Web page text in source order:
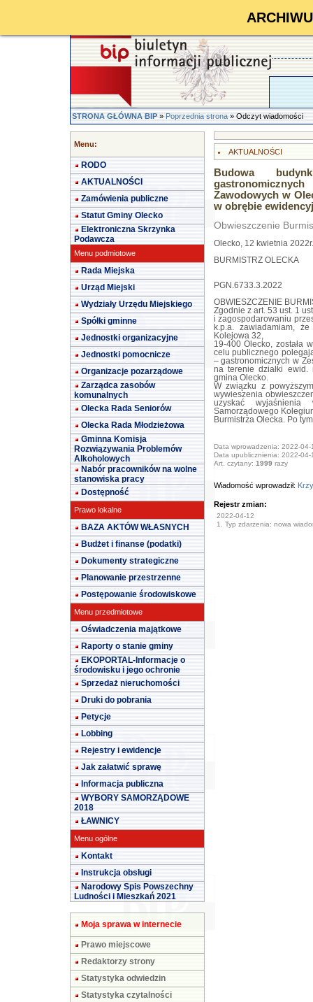
STRONA GŁÓWNA BIP»Poprzednia strona» Odczyt wiadomości
Menu:
RODO
AKTUALNOŚCI
Zamówienia publiczne
Statut Gminy Olecko
Elektroniczna Skrzynka
Podawcza
Menu podmiotowe
Rada Miejska
Urząd Miejski
Wydziały Urzędu Miejskiego
Spółki gminne
Jednostki organizacyjne
Jednostki pomocnicze
Organizacje pozarządowe
Zarządca zasobów
komunalnych
Olecka Rada Seniorów
Olecka Rada Młodzieżowa
Gminna Komisja
Rozwiązywania Problemów
Alkoholowych
Nabór pracowników na wolne
stanowiska pracy
Dostępność
Prawo lokalne
BAZA AKTÓW WŁASNYCH
Budżet i finanse (podatki)
Dokumenty strategiczne
Planowanie przestrzenne
Postępowanie środowiskowe
Menu przedmiotowe
Oświadczenia majątkowe
Raporty o stanie gminy
EKOPORTAL-Informacje o
środowisku i jego ochronie
Sprzedaż nieruchomości
Druki do pobrania
Petycje
Lobbing
Rejestry i ewidencje
Jak załatwić sprawę
Informacja publiczna
WYBORY SAMORZĄDOWE
2018
ŁAWNICY
Menu ogólne
Kontakt
Instrukcja obsługi
Narodowy Spis Powszechny
Ludności i Mieszkań 2021
Moja sprawa w internecie
Prawo miejscowe
Redaktorzy strony
Statystyka odwiedzin
Statystyka czytalności
AKTUALNOŚCI
Budowa
Zawodowych w
w obrębie
Obwieszczenie
Olecko, 12 kwietnia 2022r.
BURMISTRZ OLECKA
PGN.6733.3.2022
OBWIESZCZENIE
Zgodnie z art. 53 ust. 1
i zagospodarowaniu
k.p.a. zawiadamiam,
Kolejowa 32,
19-400 Olecko, została
celu publicznego
– gastronomicznych w
na terenie działki
gmina Olecko.
W związku z
wywieszenia
uzyskać
Samorządowego
Burmistrza Olecka. Po
Data wprowadzenia: 2022-04-
Data upublicznienia: 2022-04-
Art. czytany: 1999 razy
Wiadomość wprowadził:
Rejestr zmian:
2022-04-12
1. Typ zdarzenia: nowa